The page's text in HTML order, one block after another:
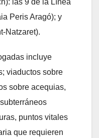
Peris Aragó); y
Natzaret).
incluye
viaductos sobre
sobre acequias,
puntos vitales
que requieren